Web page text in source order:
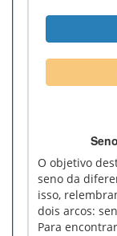
O objetivo
seno da
isso,
dois arcos:
Para